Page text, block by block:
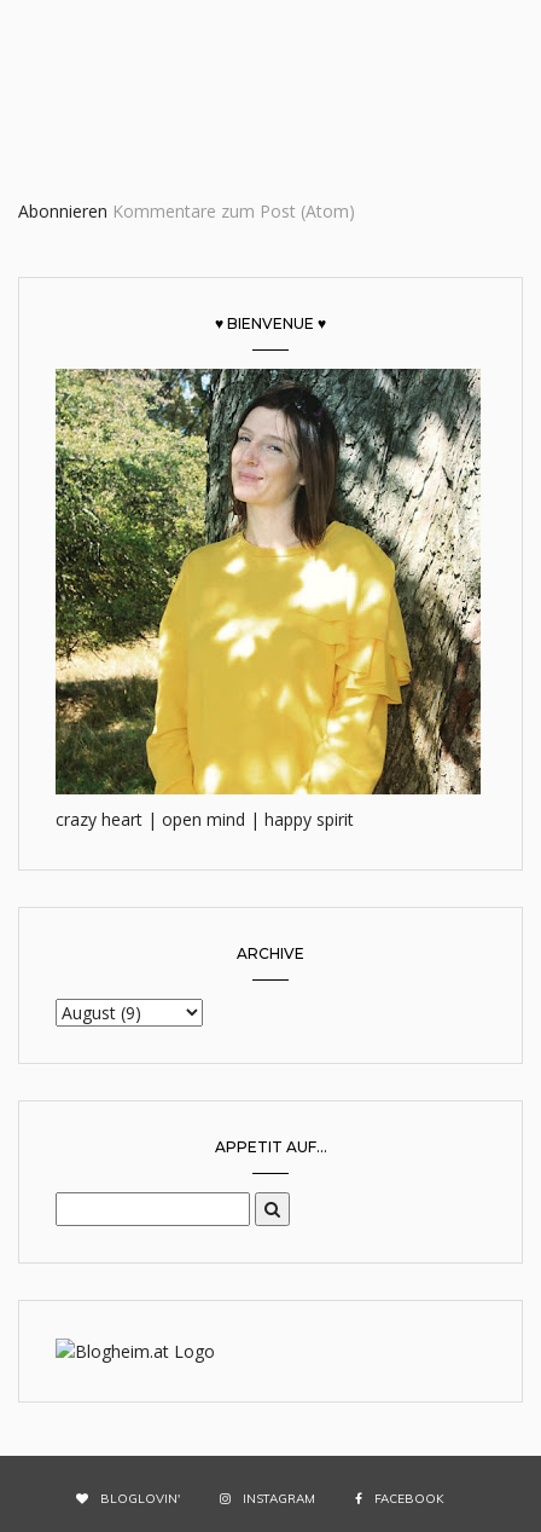
Abonnieren Kommentare zum Post (Atom)
♥ BIENVENUE ♥
crazy heart | open mind | happy spirit
ARCHIVE
APPETIT AUF...
BLOGLOVIN' INSTAGRAM FACEBOOK